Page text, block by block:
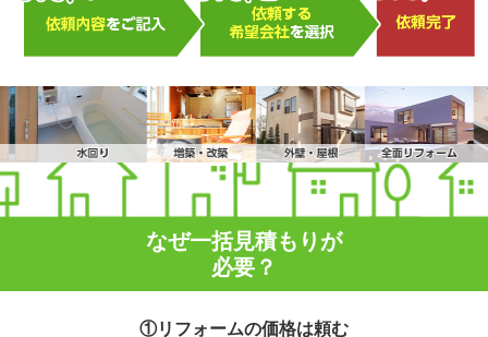
なぜ一括見積もりが
必要？
①リフォームの価格は頼む